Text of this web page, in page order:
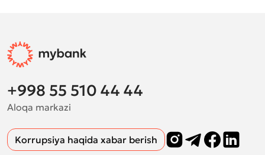
+998 55 510 44 44
Aloqa markazi
Korrupsiya haqida xabar berish